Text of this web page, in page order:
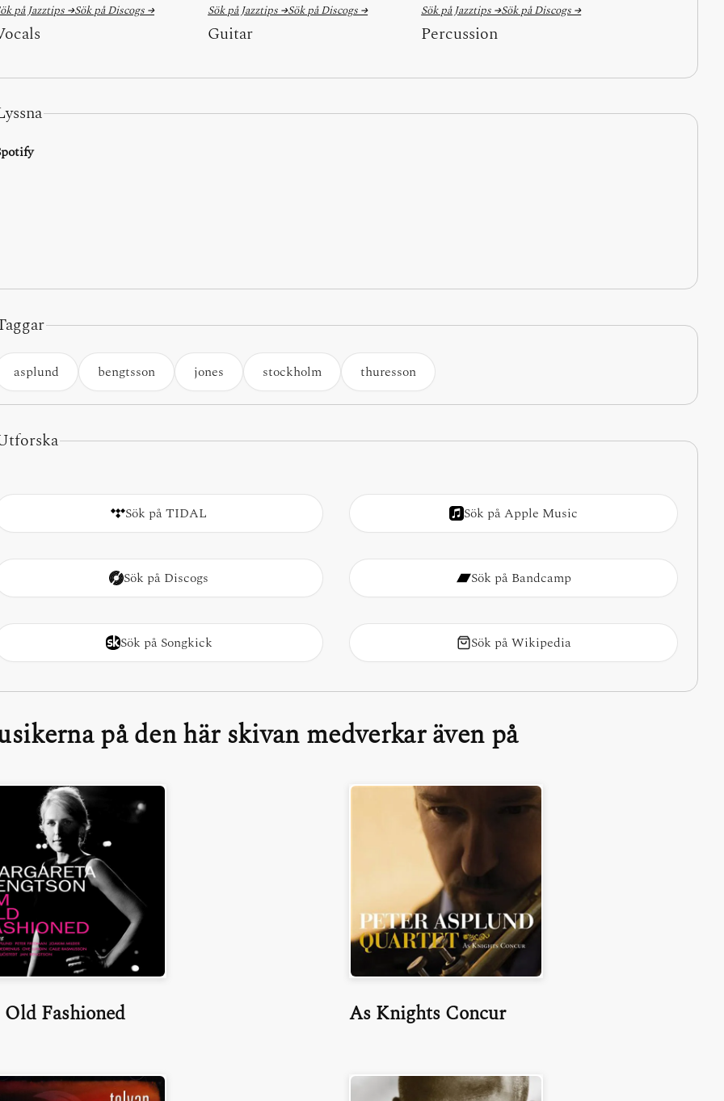
på Jazztips →Sök på Discogs → Sök på Jazztips →Sök på Discogs →
Guitar
Sök på Jazztips →Sök på Discogs →
Percussion
asplund bengtsson jones stockholm thuresson
Sök på TIDAL Sök på Apple Music
Sök på Discogs Sök på Bandcamp
Sök på Songkick Sök på Wikipedia
på den här skivan medverkar även på
Fashioned As Knights Concur